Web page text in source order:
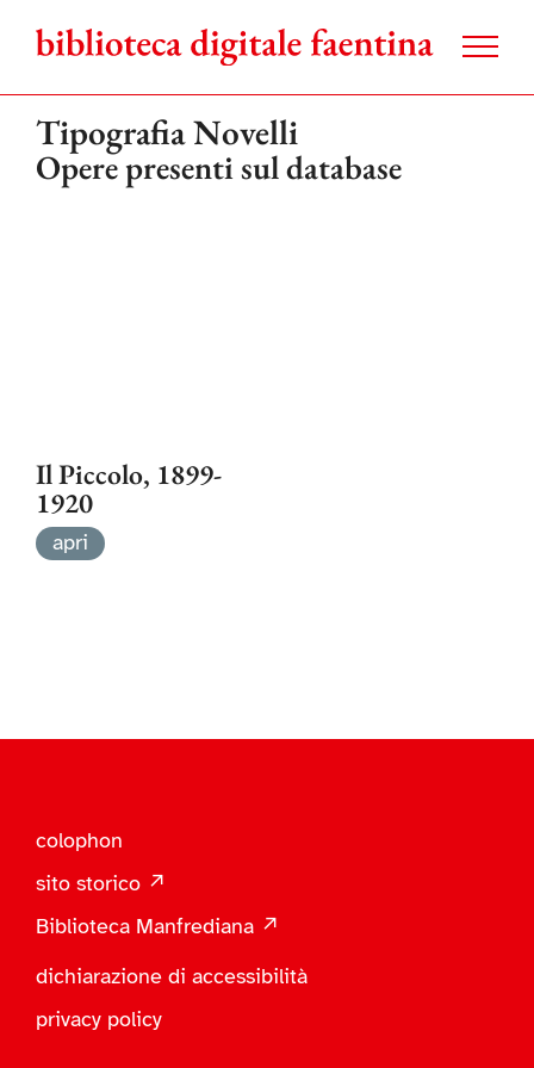
contenuto
Tipografia Novelli
Opere presenti sul database
Il Piccolo, 1899-
1920
apri
colophon
sito storico ↗
Biblioteca Manfrediana ↗
dichiarazione di accessibilità
privacy policy